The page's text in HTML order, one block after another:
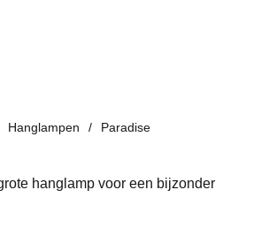
Hanglampen Paradise
hanglamp voor een bijzonder